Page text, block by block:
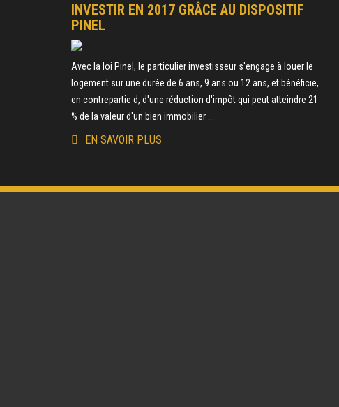
INVESTIR EN 2017 GRÂCE AU DISPOSITIF
PINEL
Avec la loi Pinel, le particulier investisseur s'engage à louer le
logement sur une durée de 6 ans, 9 ans ou 12 ans, et bénéficie,
en contrepartie d, d'une réduction d'impôt qui peut atteindre 21
% de la valeur d'un bien immobilier ...
EN SAVOIR PLUS